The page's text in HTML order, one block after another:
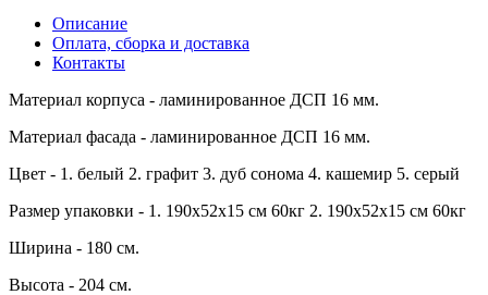
Описание
Оплата, сборка и доставка
Контакты
Материал корпуса - ламинированное ДСП 16 мм.
Материал фасада - ламинированное ДСП 16 мм.
Цвет - 1. белый 2. графит 3. дуб сонома 4. кашемир 5. серый
Размер упаковки - 1. 190х52х15 см 60кг 2. 190х52х15 см 60кг
Ширина - 180 см.
Высота - 204 см.